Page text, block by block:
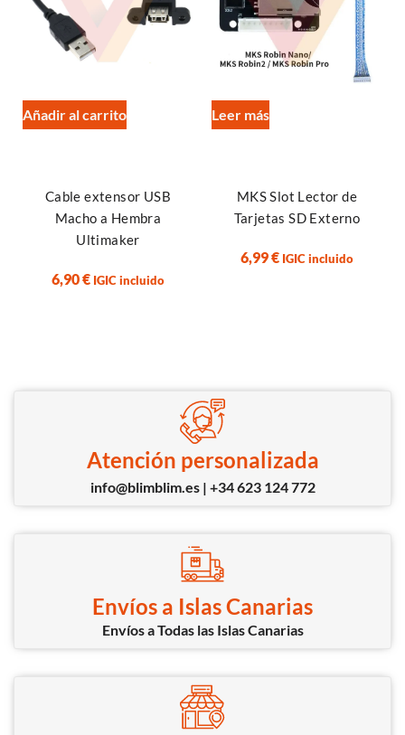
Añadir al carrito
Cable extensor USB
Macho a Hembra
Ultimaker
6,90€ IGIC incluido
Leer más
MKS Slot Lector de
Tarjetas SD Externo
6,99€ IGIC incluido
Atención personalizada
info@blimblim.es | +34 623 124 772
Envíos a Islas Canarias
Envíos a Todas las Islas Canarias